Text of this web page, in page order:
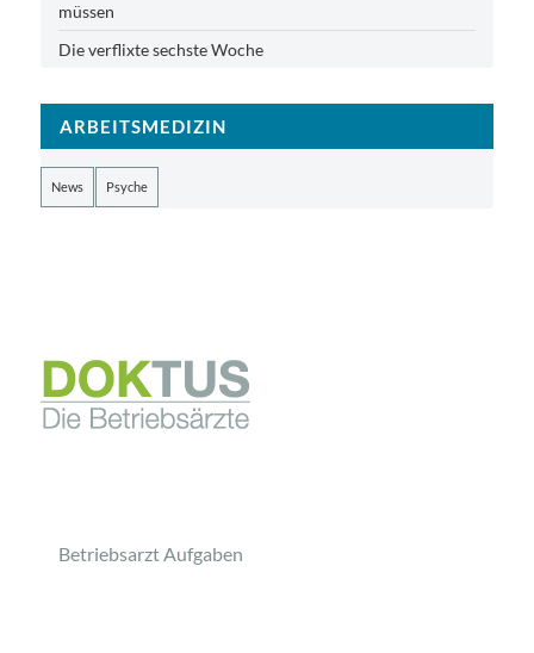
müssen
Die verflixte sechste Woche
ARBEITSMEDIZIN
News Psyche
Betriebsarzt Aufgaben